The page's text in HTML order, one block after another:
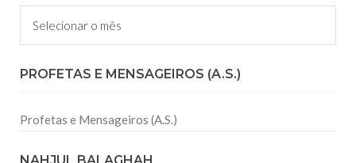
Arquivos
PROFETAS E MENSAGEIROS (A.S.)
Profetas e Mensageiros (A.S.)